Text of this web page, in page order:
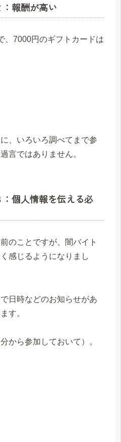
報酬が高い
、7000円のギフトカードは
、いろいろ調べてまで参
言ではありません。
個人情報を伝える必
のことですが、闇バイト
感じるようになりまし
日時などのお知らせがあ
す。
から参加しておいて）。